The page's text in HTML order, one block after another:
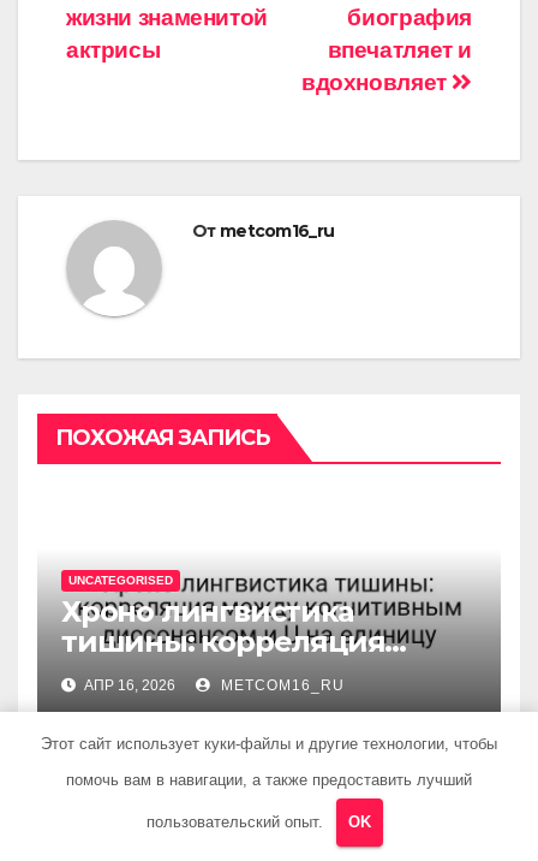
биография
впечатляет и
вдохновляет
жизни знаменитой
актрисы
От metcom16_ru
ПОХОЖАЯ ЗАПИСЬ
UNCATEGORISED
Хроно лингвистика
тишины: корреляция
между когнитивным
диссонансом и U на
единицу
АПР 16, 2026 METCOM16_RU
Этот сайт использует куки-файлы и другие технологии, чтобы
помочь вам в навигации, а также предоставить лучший
пользовательский опыт. OK